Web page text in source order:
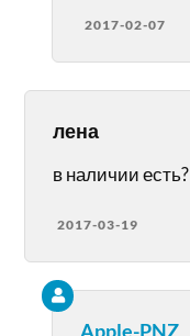
2017-02-07
лена
в наличии есть?
2017-03-19
Apple-PNZ